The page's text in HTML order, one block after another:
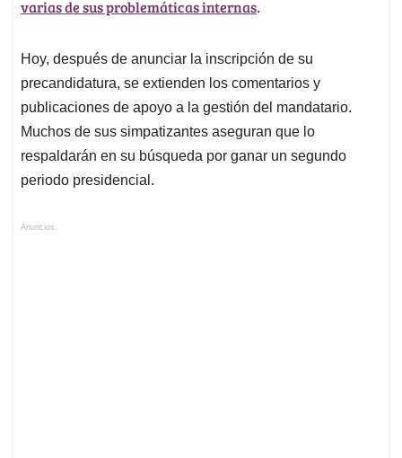
varias de sus problemáticas internas.
Hoy, después de anunciar la inscripción de su
precandidatura, se extienden los comentarios y
publicaciones de apoyo a la gestión del mandatario.
Muchos de sus simpatizantes aseguran que lo
respaldarán en su búsqueda por ganar un segundo
periodo presidencial.
Anuncios.